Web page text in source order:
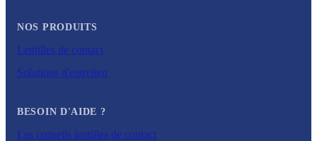
NOS PRODUITS
Lentilles de contact
Solutions d'entretien
BESOIN D'AIDE ?
Les conseils lentilles de contact